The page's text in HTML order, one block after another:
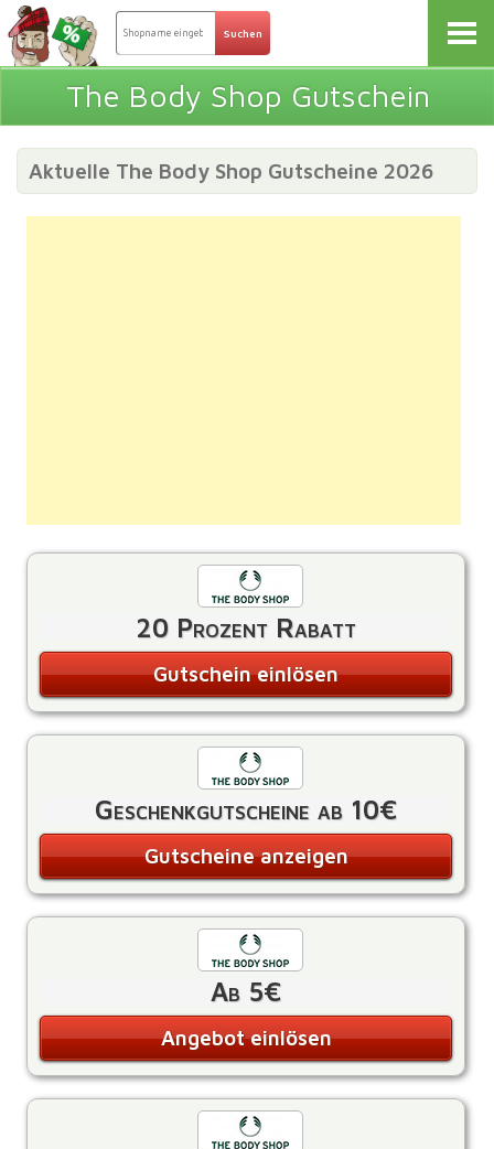
The Body Shop Gutschein
Aktuelle The Body Shop Gutscheine 2026
20 Prozent Rabatt
Gutschein einlösen
Geschenkgutscheine ab 10€
Gutscheine anzeigen
Ab 5€
Angebot einlösen